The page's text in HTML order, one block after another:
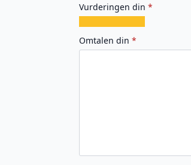
Vurderingen din *
av
5
av
5
av
5
av
5
av
5
Omtalen din *